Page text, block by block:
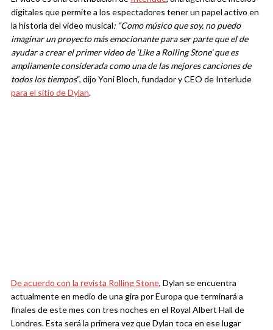
digitales que permite a los espectadores tener un papel activo en
la historia del video musical: “Como músico que soy, no puedo
imaginar un proyecto más emocionante para ser parte que el de
ayudar a crear el primer video de ‘Like a Rolling Stone’ que es
ampliamente considerada como una de las mejores canciones de
todos los tiempos“, dijo Yoni Bloch, fundador y CEO de Interlude
para el sitio de Dylan.
De acuerdo con la revista Rolling Stone, Dylan se encuentra
actualmente en medio de una gira por Europa que terminará a
finales de este mes con tres noches en el Royal Albert Hall de
Londres. Esta será la primera vez que Dylan toca en ese lugar